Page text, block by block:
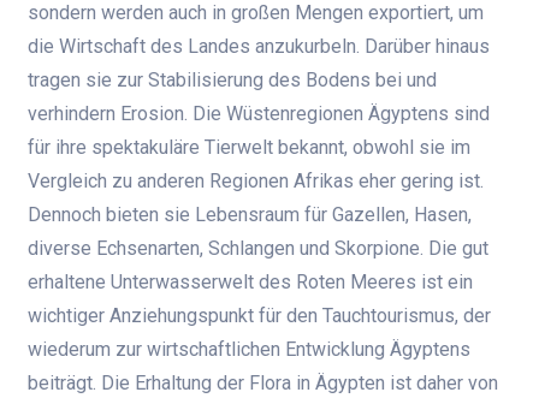
sondern werden auch in großen Mengen exportiert, um
die Wirtschaft des Landes anzukurbeln. Darüber hinaus
tragen sie zur Stabilisierung des Bodens bei und
verhindern Erosion. Die Wüstenregionen Ägyptens sind
für ihre spektakuläre Tierwelt bekannt, obwohl sie im
Vergleich zu anderen Regionen Afrikas eher gering ist.
Dennoch bieten sie Lebensraum für Gazellen, Hasen,
diverse Echsenarten, Schlangen und Skorpione. Die gut
erhaltene Unterwasserwelt des Roten Meeres ist ein
wichtiger Anziehungspunkt für den Tauchtourismus, der
wiederum zur wirtschaftlichen Entwicklung Ägyptens
beiträgt. Die Erhaltung der Flora in Ägypten ist daher von